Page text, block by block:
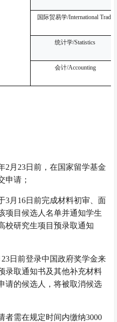
国际贸易学/International Trade
统计学/Statistics
会计/Accounting
2 月 23日前，在国家留学基金
申请；
3月 16日前完成材料初审、面
项目候选人名单并通知学生
校研究生项目预录取通知
23日前登录中国政府奖学金来
录取通知书及其他补充材料
请的候选人，将被取消候选
者需在规定时间内缴纳3000